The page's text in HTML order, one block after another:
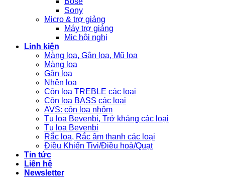
Sony
Micro & trợ giảng
Máy trợ giảng
Mic hội nghị
Linh kiện
Màng loa, Gân loa, Mũ loa
Màng loa
Gân loa
Nhện loa
Côn loa TREBLE các loại
Côn loa BASS các loại
AVS: côn loa nhôm
Tụ loa Bevenbi, Trở kháng các loại
Tụ loa Bevenbi
Rắc loa, Rắc âm thanh các loại
Điều Khiển Tivi/Điều hoà/Quạt
Tin tức
Liên hệ
Newsletter